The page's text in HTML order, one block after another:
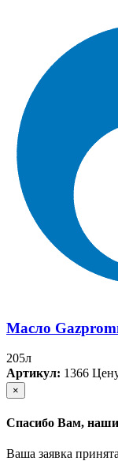
Масло
205л
Артикул: 1366
×
Спасибо Вам,
Ваша заявка